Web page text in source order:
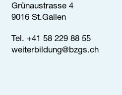
Grünaustrasse 4
9016 St.Gallen
Tel. +41 58 229 88 55
weiterbildung@bzgs.ch